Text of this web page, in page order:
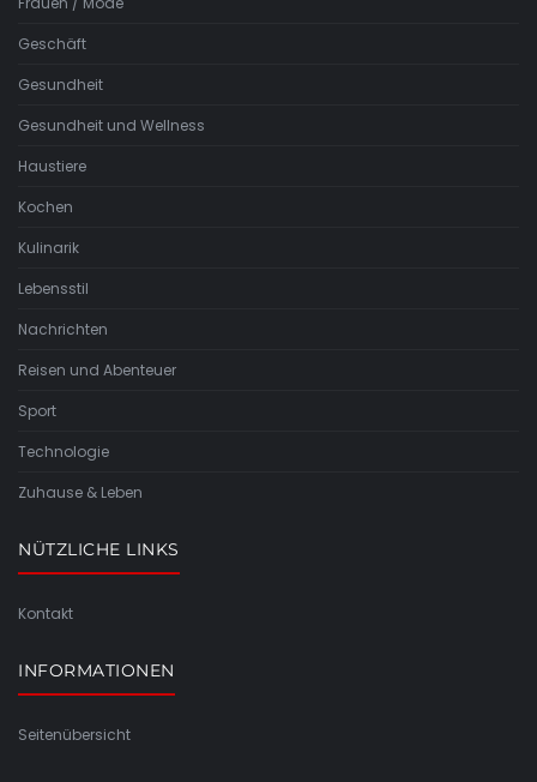
Geschäft
Gesundheit
Gesundheit und Wellness
Haustiere
Kochen
Kulinarik
Lebensstil
Nachrichten
Reisen und Abenteuer
Sport
Technologie
Zuhause & Leben
NÜTZLICHE LINKS
Kontakt
INFORMATIONEN
Seitenübersicht